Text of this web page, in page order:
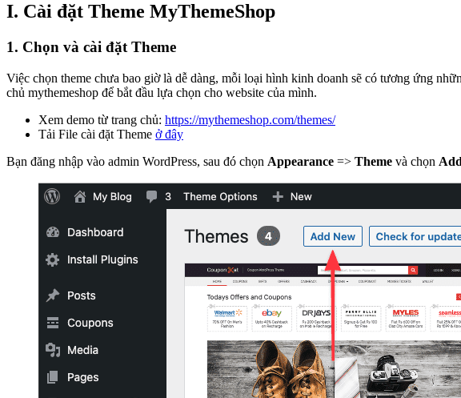
I. Cài đặt Theme MyThemeShop
1. Chọn và cài đặt Theme
Việc chọn theme chưa bao giờ là dễ dàng, mỗi loại hình kinh doanh sẽ có tương ứng
chủ mythemeshop để bắt đầu lựa chọn cho website của mình.
Xem demo từ trang chủ: https://mythemeshop.com/themes/
Tải File cài đặt Theme ở đây
Bạn đăng nhập vào admin WordPress, sau đó chọn Appearance => Theme và chọn